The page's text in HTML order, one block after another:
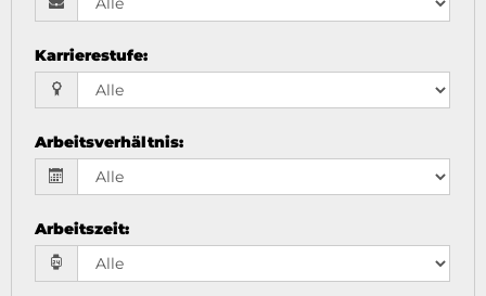
Karrierestufe:
Arbeitsverhältnis:
Arbeitszeit: